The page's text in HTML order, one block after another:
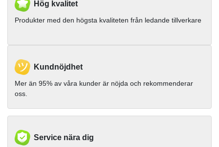
Hög kvalitet
Produkter med den högsta kvaliteten från ledande tillverkare
Kundnöjdhet
Mer än 95% av våra kunder är nöjda och rekommenderar
oss.
Service nära dig